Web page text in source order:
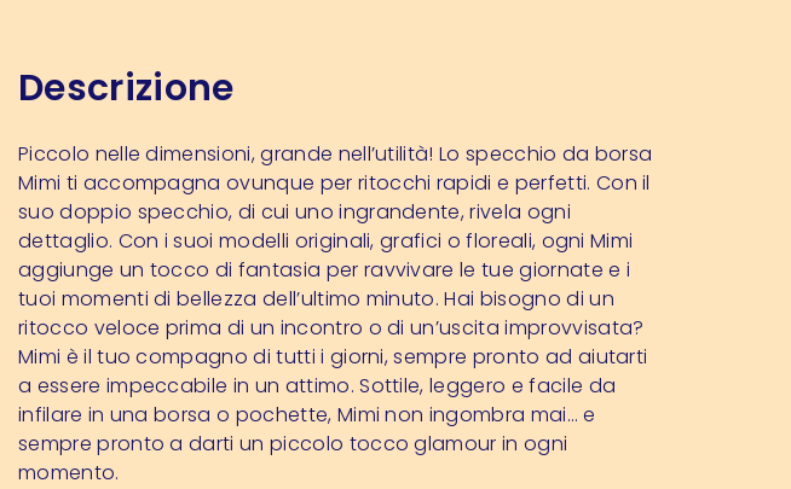
Descrizione
Piccolo nelle dimensioni, grande nell’utilità! Lo specchio da borsa
Mimi ti accompagna ovunque per ritocchi rapidi e perfetti. Con il
suo doppio specchio, di cui uno ingrandente, rivela ogni
dettaglio. Con i suoi modelli originali, grafici o floreali, ogni Mimi
aggiunge un tocco di fantasia per ravvivare le tue giornate e i
tuoi momenti di bellezza dell’ultimo minuto. Hai bisogno di un
ritocco veloce prima di un incontro o di un’uscita improvvisata?
Mimi è il tuo compagno di tutti i giorni, sempre pronto ad aiutarti
a essere impeccabile in un attimo. Sottile, leggero e facile da
infilare in una borsa o pochette, Mimi non ingombra mai… e
sempre pronto a darti un piccolo tocco glamour in ogni
momento.